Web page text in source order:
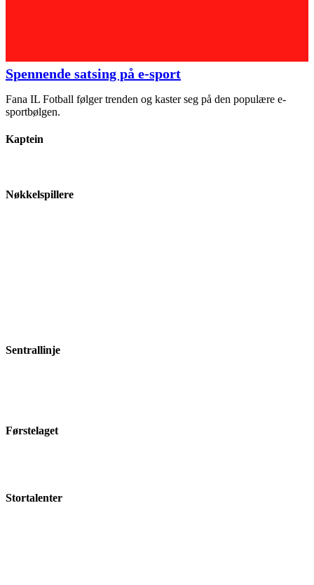
Spennende satsing på e-sport
Fana IL Fotball følger trenden og kaster seg på den populære e-
sportbølgen.
Kaptein
Nøkkelspillere
Sentrallinje
Førstelaget
Stortalenter